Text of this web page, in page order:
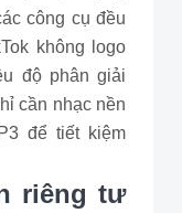
công cụ đều
không logo
độ phân giải
cần nhạc nền
để tiết kiệm
riêng tư